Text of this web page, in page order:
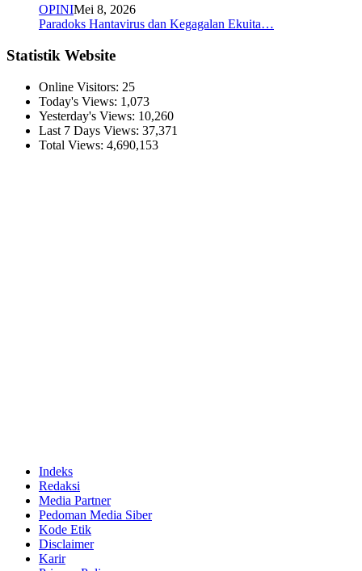
OPINIMei 8, 2026
Paradoks Hantavirus dan Kegagalan Ekuita…
Statistik Website
Online Visitors: 25
Today's Views: 1,073
Yesterday's Views: 10,260
Last 7 Days Views: 37,371
Total Views: 4,690,153
Indeks
Redaksi
Media Partner
Pedoman Media Siber
Kode Etik
Disclaimer
Karir